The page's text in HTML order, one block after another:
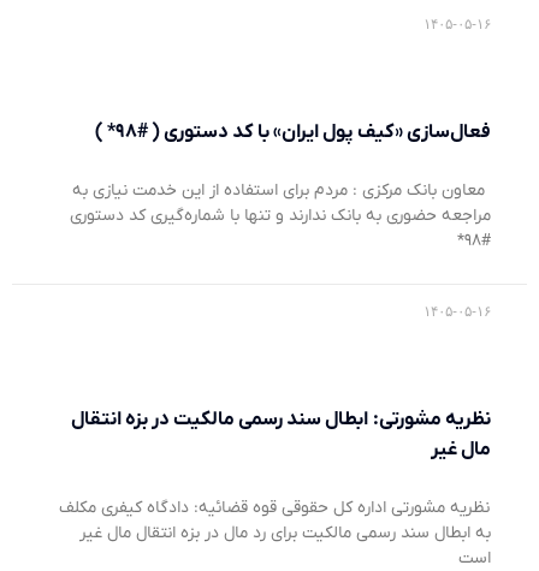
۱۴۰۵-۰۵-۱۶
فعال‌سازی «کیف پول ایران» با کد دستوری ( #۹۸* )
معاون بانک مرکزی : مردم برای استفاده از این خدمت نیازی به
مراجعه حضوری به بانک ندارند و تنها با شماره‌گیری کد دستوری
#۹۸*
۱۴۰۵-۰۵-۱۶
نظریه مشورتی: ابطال سند رسمی مالکیت در بزه انتقال
مال غیر
نظریه مشورتی اداره کل حقوقی قوه قضائیه: دادگاه کیفری مکلف
به ابطال سند رسمی مالکیت برای رد مال در بزه انتقال مال غیر
است